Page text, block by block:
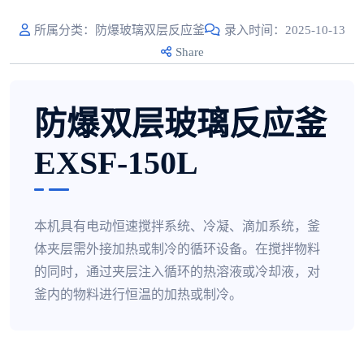
所属分类：防爆玻璃双层反应釜
录入时间：2025-10-13
Share
防爆双层玻璃反应釜
EXSF-150L
本机具有电动恒速搅拌系统、冷凝、滴加系统，釜
体夹层需外接加热或制冷的循环设备。在搅拌物料
的同时，通过夹层注入循环的热溶液或冷却液，对
釜内的物料进行恒温的加热或制冷。